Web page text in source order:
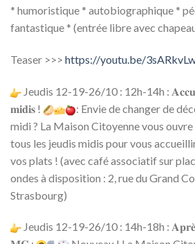
* humoristique * autobiographique *
fantastique * (entrée libre avec
Teaser >>> https://youtu.be/
Jeudis 12-19-26/10 : 12h-14h :
𝐦𝐢𝐝𝐢𝐬 !
: Envie de changer de
midi ? La Maison Citoyenne vous
tous les jeudis midis pour vous
vos plats ! (avec café associatif sur
ondes à disposition : 2, rue du Grand
Strasbourg)
Jeudis 12-19-26/10 : 14h-18h : 𝐀𝐩𝐫𝐞̀𝐬-